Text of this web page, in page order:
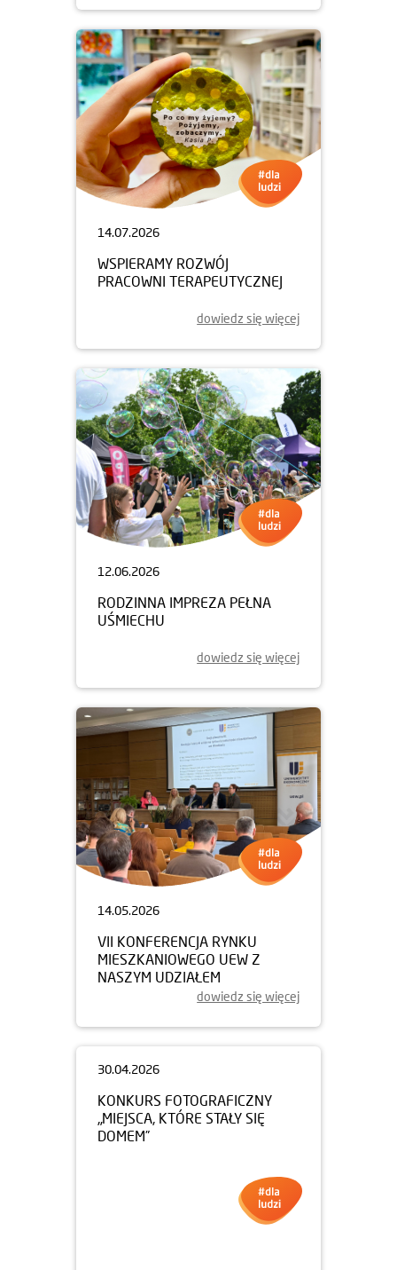
14.07.2026
WSPIERAMY ROZWÓJ
PRACOWNI TERAPEUTYCZNEJ
dowiedz się więcej
12.06.2026
RODZINNA IMPREZA PEŁNA
UŚMIECHU
dowiedz się więcej
14.05.2026
VII KONFERENCJA RYNKU
MIESZKANIOWEGO UEW Z
NASZYM UDZIAŁEM
dowiedz się więcej